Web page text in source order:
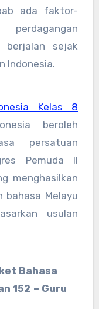
ada faktor-
berjalan sejak
Indonesia.
Kelas 8
beroleh
persatuan
Pemuda II
menghasilkan
bahasa Melayu
usulan
Bahasa
152 – Guru